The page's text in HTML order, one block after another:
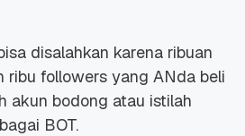
disalahkan karena ribuan
ribu followers yang ANda beli
akun bodong atau istilah
BOT.